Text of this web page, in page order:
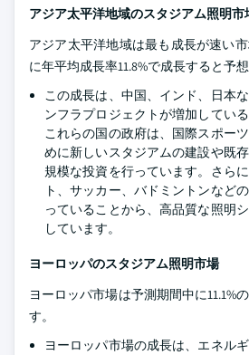
アジア太平洋地域のスタジアム照明市
アジア太平洋地域は最も成長が速い
に年平均成長率11.8%で成長すると予
この成長は、中国、インド、日本
ンフラプロジェクトが増加してい
これらの国の政府は、国際スポー
めに新しいスタジアムの建設や既
規模な投資を行っています。さら
ト、サッカー、バドミントンなど
っていることから、高品質な照明
しています。
ヨーロッパのスタジアム照明市場
ヨーロッパ市場は予測期間中に11.1%
す。
ヨーロッパ市場の成長は、エネル